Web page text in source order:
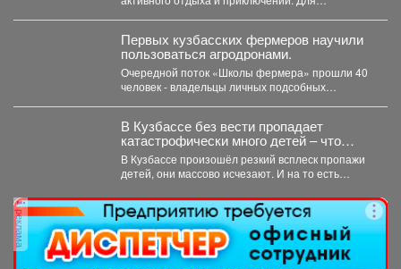
Первых кузбасских фермеров научили
пользоваться агродронами.
Очередной поток «Школы фермера» прошли 40
человек - владельцы личных подсобных
В Кузбассе без вести пропадает
катастрофически много детей – что
происходит
В Кузбассе произошёл резкий всплеск пропажи
детей, они массово исчезают. И на то есть
реклама